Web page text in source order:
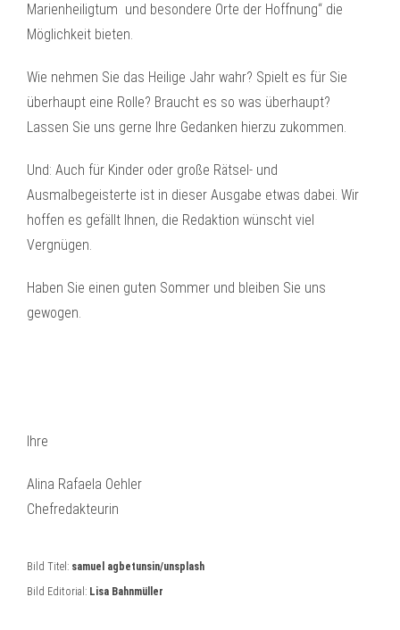
Marienheiligtum und besondere Orte der Hoffnung“ die
Möglichkeit bieten.
Wie nehmen Sie das Heilige Jahr wahr? Spielt es für Sie
überhaupt eine Rolle? Braucht es so was überhaupt?
Lassen Sie uns gerne Ihre Gedanken hierzu zukommen.
Und: Auch für Kinder oder große Rätsel- und
Ausmalbegeisterte ist in dieser Ausgabe etwas dabei. Wir
hoffen es gefällt Ihnen, die Redaktion wünscht viel
Vergnügen.
Haben Sie einen guten Sommer und bleiben Sie uns
gewogen.
Ihre
Alina Rafaela Oehler
Chefredakteurin
Bild Titel: samuel agbetunsin/unsplash
Bild Editorial: Lisa Bahnmüller